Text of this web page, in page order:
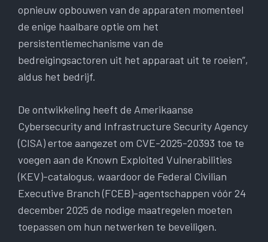
opnieuw opbouwen van de apparaten momenteel
de enige haalbare optie om het
persistentiemechanisme van de
bedreigingsactoren uit het apparaat uit te roeien”,
aldus het bedrijf.
De ontwikkeling heeft de Amerikaanse
Cybersecurity and Infrastructure Security Agency
(CISA) ertoe aangezet om CVE-2025-20393 toe te
voegen aan de Known Exploited Vulnerabilities
(KEV)-catalogus, waardoor de Federal Civilian
Executive Branch (FCEB)-agentschappen vóór 24
december 2025 de nodige maatregelen moeten
toepassen om hun netwerken te beveiligen.